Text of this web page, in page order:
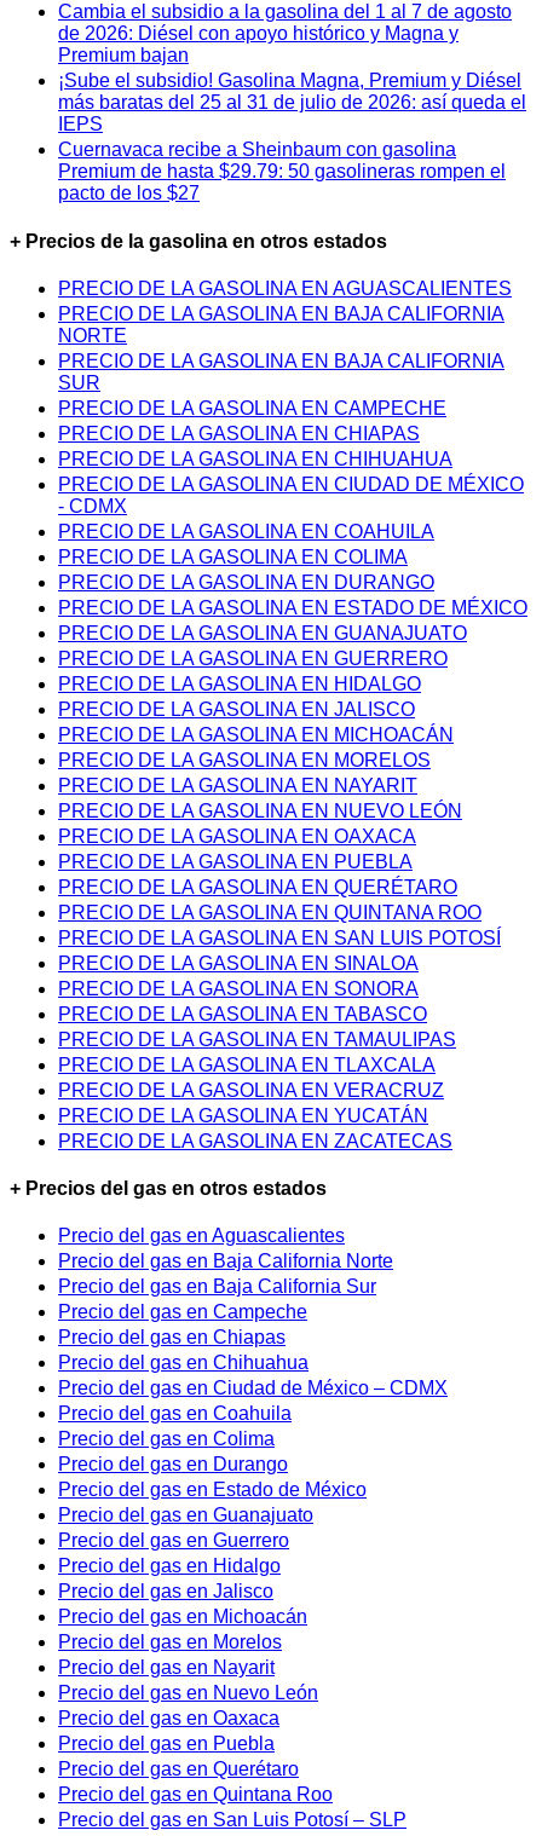
Cambia el subsidio a la gasolina del 1 al 7 de agosto
de 2026: Diésel con apoyo histórico y Magna y
Premium bajan
¡Sube el subsidio! Gasolina Magna, Premium y Diésel
más baratas del 25 al 31 de julio de 2026: así queda el
IEPS
Cuernavaca recibe a Sheinbaum con gasolina
Premium de hasta $29.79: 50 gasolineras rompen el
pacto de los $27
+ Precios de la gasolina en otros estados
PRECIO DE LA GASOLINA EN AGUASCALIENTES
PRECIO DE LA GASOLINA EN BAJA CALIFORNIA
NORTE
PRECIO DE LA GASOLINA EN BAJA CALIFORNIA
SUR
PRECIO DE LA GASOLINA EN CAMPECHE
PRECIO DE LA GASOLINA EN CHIAPAS
PRECIO DE LA GASOLINA EN CHIHUAHUA
PRECIO DE LA GASOLINA EN CIUDAD DE MÉXICO
- CDMX
PRECIO DE LA GASOLINA EN COAHUILA
PRECIO DE LA GASOLINA EN COLIMA
PRECIO DE LA GASOLINA EN DURANGO
PRECIO DE LA GASOLINA EN ESTADO DE MÉXICO
PRECIO DE LA GASOLINA EN GUANAJUATO
PRECIO DE LA GASOLINA EN GUERRERO
PRECIO DE LA GASOLINA EN HIDALGO
PRECIO DE LA GASOLINA EN JALISCO
PRECIO DE LA GASOLINA EN MICHOACÁN
PRECIO DE LA GASOLINA EN MORELOS
PRECIO DE LA GASOLINA EN NAYARIT
PRECIO DE LA GASOLINA EN NUEVO LEÓN
PRECIO DE LA GASOLINA EN OAXACA
PRECIO DE LA GASOLINA EN PUEBLA
PRECIO DE LA GASOLINA EN QUERÉTARO
PRECIO DE LA GASOLINA EN QUINTANA ROO
PRECIO DE LA GASOLINA EN SAN LUIS POTOSÍ
PRECIO DE LA GASOLINA EN SINALOA
PRECIO DE LA GASOLINA EN SONORA
PRECIO DE LA GASOLINA EN TABASCO
PRECIO DE LA GASOLINA EN TAMAULIPAS
PRECIO DE LA GASOLINA EN TLAXCALA
PRECIO DE LA GASOLINA EN VERACRUZ
PRECIO DE LA GASOLINA EN YUCATÁN
PRECIO DE LA GASOLINA EN ZACATECAS
+ Precios del gas en otros estados
Precio del gas en Aguascalientes
Precio del gas en Baja California Norte
Precio del gas en Baja California Sur
Precio del gas en Campeche
Precio del gas en Chiapas
Precio del gas en Chihuahua
Precio del gas en Ciudad de México – CDMX
Precio del gas en Coahuila
Precio del gas en Colima
Precio del gas en Durango
Precio del gas en Estado de México
Precio del gas en Guanajuato
Precio del gas en Guerrero
Precio del gas en Hidalgo
Precio del gas en Jalisco
Precio del gas en Michoacán
Precio del gas en Morelos
Precio del gas en Nayarit
Precio del gas en Nuevo León
Precio del gas en Oaxaca
Precio del gas en Puebla
Precio del gas en Querétaro
Precio del gas en Quintana Roo
Precio del gas en San Luis Potosí – SLP